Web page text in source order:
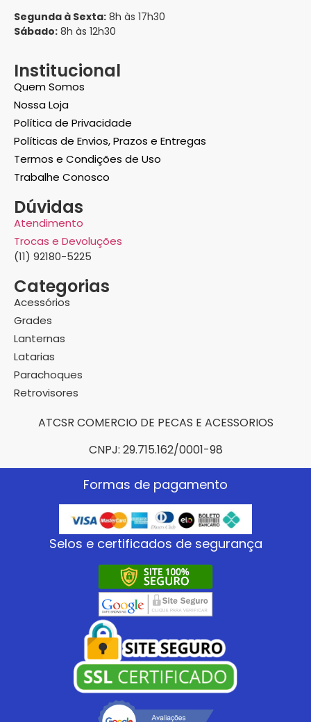
Segunda à Sexta: 8h às 17h30
Sábado: 8h às 12h30
Institucional
Quem Somos
Nossa Loja
Política de Privacidade
Políticas de Envios, Prazos e Entregas
Termos e Condições de Uso
Trabalhe Conosco
Dúvidas
Atendimento
Trocas e Devoluções
(11) 92180-5225
Categorias
Acessórios
Grades
Lanternas
Latarias
Parachoques
Retrovisores
ATCSR COMERCIO DE PECAS E ACESSORIOS
CNPJ: 29.715.162/0001-98
Formas de pagamento
Selos e certificados de segurança